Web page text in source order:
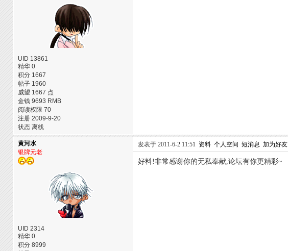
UID 13861
精华 0
积分 1667
帖子 1960
威望 1667 点
金钱 9693 RMB
阅读权限 70
注册 2009-9-20
状态 离线
黄河水
银牌元老
UID 2314
精华 0
积分 8999
发表于 2011-6-2 11:51 资料 个人空间 短消息 加为好友
好料!非常感谢你的无私奉献,论坛有你更精彩~